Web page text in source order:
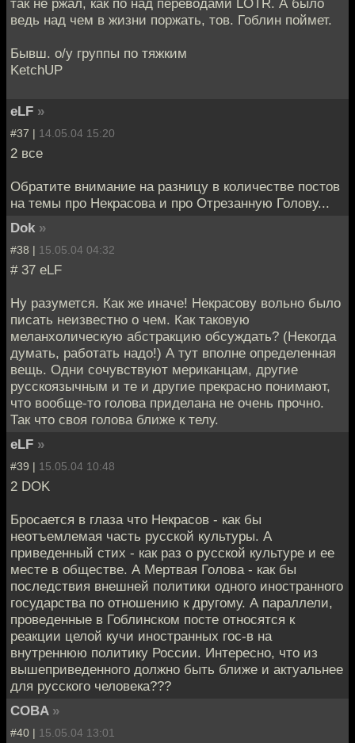
так не ржал, как по над переводами LOTR. А было
ведь над чем в жизни поржать, тов. Гоблин поймет.
Бывш. о/у группы по тяжким
KetchUP
eLF »
#37 | 14.05.04 15:20
2 все
Обратите внимание на разницу в количестве постов
на темы про Некрасова и про Отрезанную Голову...
Dok »
#38 | 15.05.04 04:32
# 37 eLF
Ну разумется. Как же иначе! Некрасову вольно было
писать неизвестно о чем. Как таковую
меланхолическую абстракцию обсуждать? (Некогда
думать, работать надо!) А тут вполне определенная
вещь. Одни сочувствуют мериканцам, другие
русскоязычным и те и другие прекрасно понимают,
что вообще-то голова приделана не очень прочно.
Так что своя голова ближе к телу.
eLF »
#39 | 15.05.04 10:48
2 DOK
Бросается в глаза что Некрасов - как бы
неотъемлемая часть русской культуры. А
приведенный стих - как раз о русской культуре и ее
месте в обществе. А Мертвая Голова - как бы
последствия внешней политики одного иностранного
государства по отношению к другому. А параллели,
проведенные в Гоблинском посте относятся к
реакции целой кучи иностранных гос-в на
внутреннюю политику России. Интересно, что из
вышеприведенного должно быть ближе и актуальнее
для русского человека???
COBA »
#40 | 15.05.04 13:01